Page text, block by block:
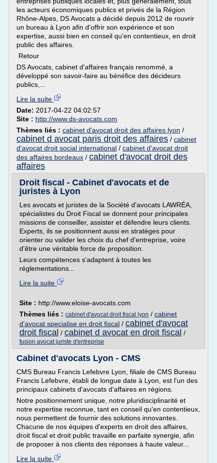
les acteurs économiques publics et privés de la Région
Rhône-Alpes, DS Avocats a décidé depuis 2012 de rouvrir
un bureau à Lyon afin d'offrir son expérience et son
expertise, aussi bien en conseil qu'en contentieux, en droit
public des affaires.
Retour
DS Avocats, cabinet d'affaires français renommé, a
développé son savoir-faire au bénéfice des décideurs
publics,...
Lire la suite
Date: 2017-04-22 04:02:57
Site : http://www.ds-avocats.com
Thèmes liés : cabinet d'avocat droit des affaires lyon /
cabinet d avocat paris droit des affaires / cabinet
d'avocat droit social international / cabinet d'avocat droit
des affaires bordeaux / cabinet d'avocat droit des
affaires
Droit fiscal - Cabinet d'avocats et de
juristes à Lyon
Les avocats et juristes de la Société d'avocats LAWRÉA,
spécialistes du Droit Fiscal se donnent pour principales
missions de conseiller, assister et défendre leurs clients.
Experts, ils se positionnent aussi en stratèges pour
orienter ou valider les choix du chef d'entreprise, voire
d'être une véritable force de proposition.
Leurs compétences s'adaptent à toutes les
réglementations...
Lire la suite
Site : http://www.eloise-avocats.com
Thèmes liés : cabinet d'avocat droit fiscal lyon / cabinet
d'avocat specialise en droit fiscal / cabinet d'avocat
droit fiscal / cabinet d avocat en droit fiscal /
fusion avocat juriste d'entreprise
Cabinet d'avocats Lyon - CMS
CMS Bureau Francis Lefebvre Lyon, filiale de CMS Bureau
Francis Lefebvre, établi de longue date à Lyon, est l'un des
principaux cabinets d'avocats d'affaires en régions.
Notre positionnement unique, notre pluridisciplinarité et
notre expertise reconnue, tant en conseil qu'en contentieux,
nous permettent de fournir des solutions innovantes.
Chacune de nos équipes d'experts en droit des affaires,
droit fiscal et droit public travaille en parfaite synergie, afin
de proposer à nos clients des réponses à haute valeur...
Lire la suite